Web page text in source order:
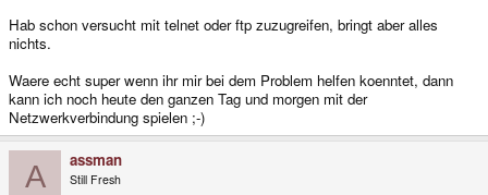
Hab schon versucht mit telnet oder ftp zuzugreifen, bringt aber alles
nichts.
Waere echt super wenn ihr mir bei dem Problem helfen koenntet, dann
kann ich noch heute den ganzen Tag und morgen mit der
Netzwerkverbindung spielen ;-)
A assman
Still Fresh